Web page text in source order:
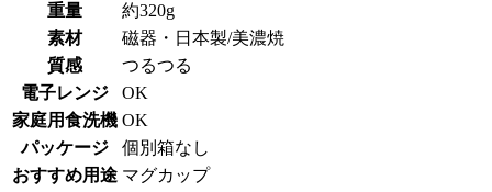
重量
約320g
素材
磁器・日本製/美濃焼
質感
つるつる
電子レンジ
OK
家庭用食洗機 OK
パッケージ
個別箱なし
おすすめ用途 マグカップ